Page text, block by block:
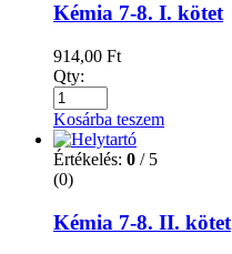
Kémia 7-8. I. kötet
914,00 Ft
Qty:
Kosárba teszem
Értékelés: 0 / 5
(0)
Kémia 7-8. II. kötet